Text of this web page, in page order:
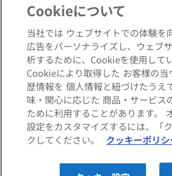
Copyright © HANKYU HOME
クッキーポ
閲覧環境に
サイトマ
Cookieについて
当社では ウェブサイトでの体験を
広告をパーソナライズし、ウェブ
析するために、Cookieを使用して
Cookieにより取得した お客様の
歴情報を 個人情報と紐づけたうえ
味・関心に応じた 商品・サービス
ために利用することがあります。
設定をカスタマイズするには、「
クしてください。
クッキーポリシ